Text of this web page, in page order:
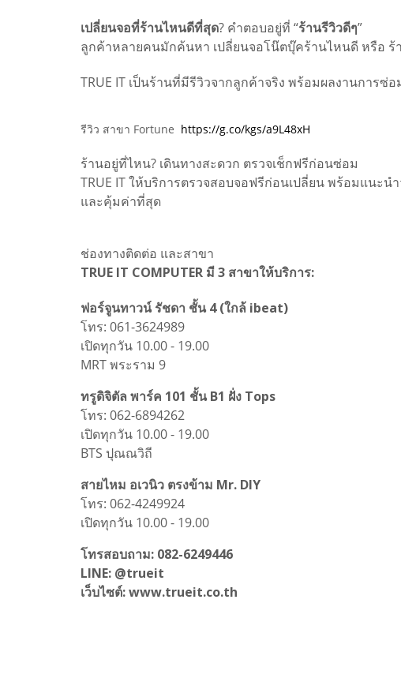
เปลี่ยนจอที่ร้านไหนดีที่สุด? คำตอบอยู่ที่ “ร้านรีวิวดีๆ”
ลูกค้าหลายคนมักค้นหา เปลี่ยนจอโน๊ตบุ๊คร้านไหนดี หรือ ร้า
TRUE IT เป็นร้านที่มีรีวิวจากลูกค้าจริง พร้อมผลงานการซ่
รีวิว สาขา Fortune https://g.co/kgs/a9L48xH
ร้านอยู่ที่ไหน? เดินทางสะดวก ตรวจเช็กฟรีก่อนซ่อม
TRUE IT ให้บริการตรวจสอบจอฟรีก่อนเปลี่ยน พร้อมแนะ
และคุ้มค่าที่สุด
ช่องทางติดต่อ และสาขา
TRUE IT COMPUTER มี 3 สาขาให้บริการ:
ฟอร์จูนทาวน์ รัชดา ชั้น 4 (ใกล้ ibeat)
โทร: 061-3624989
เปิดทุกวัน 10.00 - 19.00
MRT พระราม 9
ทรูดิจิตัล พาร์ค 101 ชั้น B1 ฝั่ง Tops
โทร: 062-6894262
เปิดทุกวัน 10.00 - 19.00
BTS ปุณณวิถี
สายไหม อเวนิว ตรงข้าม Mr. DIY
โทร: 062-4249924
เปิดทุกวัน 10.00 - 19.00
โทรสอบถาม: 082-6249446
LINE: @trueit
เว็บไซต์: www.trueit.co.th